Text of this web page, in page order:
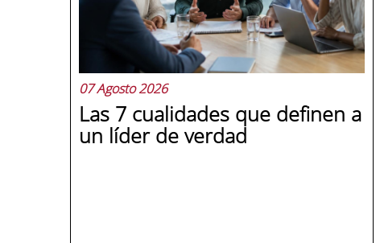
07 Agosto 2026
Las 7 cualidades que definen a
un líder de verdad